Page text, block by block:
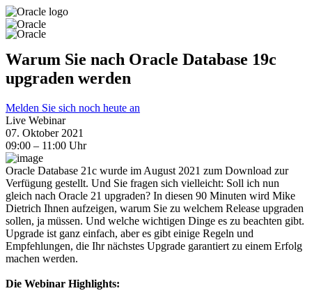
Warum Sie nach Oracle Database 19c
upgraden werden
Melden Sie sich noch heute an
Live Webinar
07. Oktober 2021
09:00 – 11:00 Uhr
Oracle Database 21c wurde im August 2021 zum Download zur
Verfügung gestellt. Und Sie fragen sich vielleicht: Soll ich nun
gleich nach Oracle 21 upgraden? In diesen 90 Minuten wird Mike
Dietrich Ihnen aufzeigen, warum Sie zu welchem Release upgraden
sollen, ja müssen. Und welche wichtigen Dinge es zu beachten gibt.
Upgrade ist ganz einfach, aber es gibt einige Regeln und
Empfehlungen, die Ihr nächstes Upgrade garantiert zu einem Erfolg
machen werden.
Die Webinar Highlights: